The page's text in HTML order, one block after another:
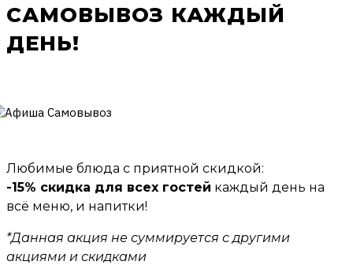
САМОВЫВОЗ КАЖДЫЙ
ДЕНЬ!
Любимые блюда с приятной скидкой:
-15% скидка для всех гостей каждый день на
всё меню, и напитки!
*Данная акция не суммируется с другими
акциями и скидками